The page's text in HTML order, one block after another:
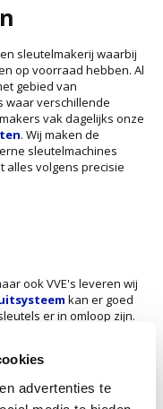
advertenties te
sleutelmakerij waarbij
op voorraad hebben. Al
gebied van
waar verschillende
vak dagelijks onze
. Wij maken de
sleutelmachines
alles volgens precisie
ook VVE's leveren wij
kan er goed
er in omloop zijn.
en het leveren van
gebruik nemen hiervan.